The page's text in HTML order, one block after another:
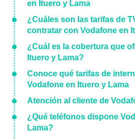
en Ituero y Lama
¿Cuáles son las tarifas de
contratar con Vodafone en
¿Cuál es la cobertura que
Ituero y Lama?
Conoce qué tarifas de
Vodafone en Ituero y Lama
Atención al cliente de
¿Qué teléfonos dispone
Lama?